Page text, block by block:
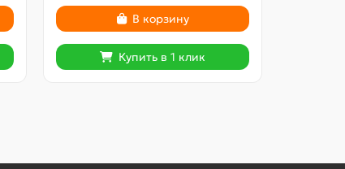
В корзину
Купить в 1 клик